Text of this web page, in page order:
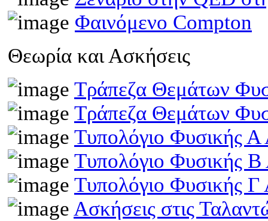
Φαινόμενο Compton
Θεωρία και Ασκήσεις
Τράπεζα Θεμάτων
Τράπεζα Θεμάτων
Τυπολόγιο Φυσικής Α
Τυπολόγιο Φυσικής Β
Τυπολόγιο Φυσικής Γ
Ασκήσεις στις